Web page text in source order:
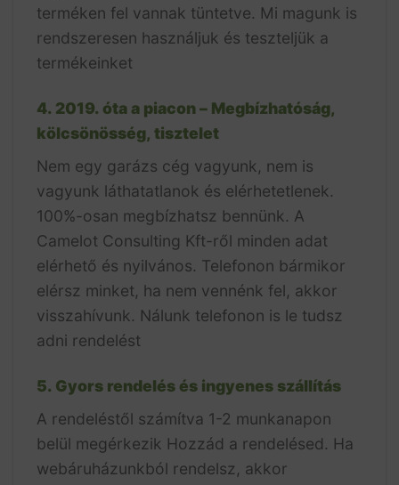
terméken fel vannak tüntetve. Mi magunk is
rendszeresen használjuk és teszteljük a
termékeinket
4. 2019. óta a piacon – Megbízhatóság,
kölcsönösség, tisztelet
Nem egy garázs cég vagyunk, nem is
vagyunk láthatatlanok és elérhetetlenek.
100%-osan megbízhatsz bennünk. A
Camelot Consulting Kft-ről minden adat
elérhető és nyilvános. Telefonon bármikor
elérsz minket, ha nem vennénk fel, akkor
visszahívunk. Nálunk telefonon is le tudsz
adni rendelést
5. Gyors rendelés és ingyenes szállítás
A rendeléstől számítva 1-2 munkanapon
belül megérkezik Hozzád a rendelésed. Ha
webáruházunkból rendelsz, akkor